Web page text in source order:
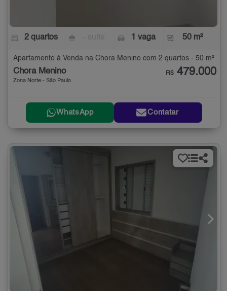
2 quartos 1 vaga 50 m²
Apartamento à Venda na Chora Menino com 2 quartos - 50 m²
Chora Menino
Zona Norte - São Paulo
R$ 479.000
WhatsApp Contatar